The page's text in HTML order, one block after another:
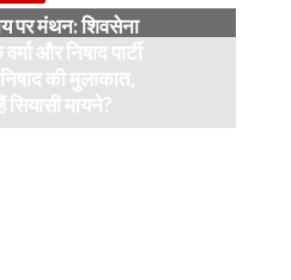
पर मंथन: शिवसेना
और निषाद पार्टी
की मुलाकात,
सियासी मायने?